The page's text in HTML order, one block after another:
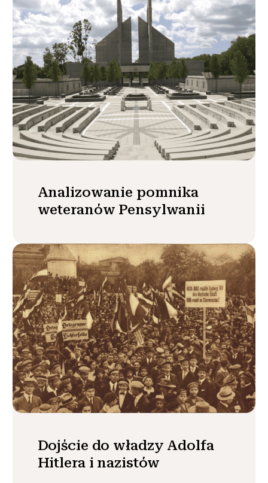
Analizowanie pomnika
weteranów Pensylwanii
Dojście do władzy Adolfa
Hitlera i nazistów